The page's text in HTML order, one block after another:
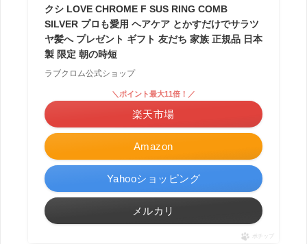
クシ LOVE CHROME F SUS RING COMB
SILVER プロも愛用 ヘアケア とかすだけでサラツ
ヤ髪へ プレゼント ギフト 友だち 家族 正規品 日本
製 限定 朝の時短
ラブクロム公式ショップ
Amazon
＼ポイント最大11倍！／
楽天市場
Yahooショッピング
メルカリ
ポチップ